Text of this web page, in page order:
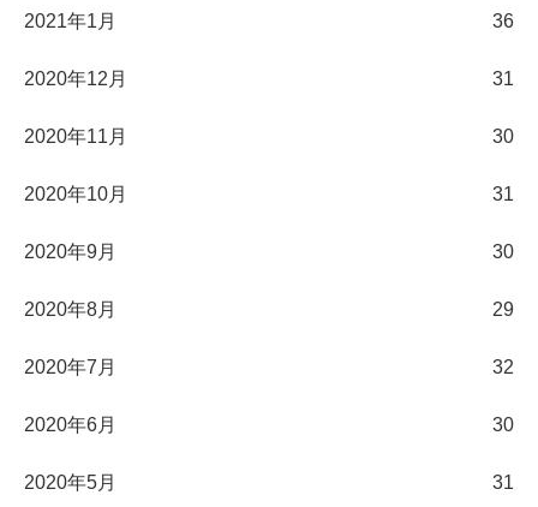
2021年1月 36
2020年12月 31
2020年11月 30
2020年10月 31
2020年9月 30
2020年8月 29
2020年7月 32
2020年6月 30
2020年5月 31